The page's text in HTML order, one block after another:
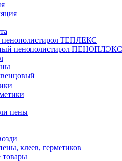
пенополистирол ТЕПЛЕКС
пенополистирол ПЕНОПЛЭКС
пены
клеев, герметиков
товары